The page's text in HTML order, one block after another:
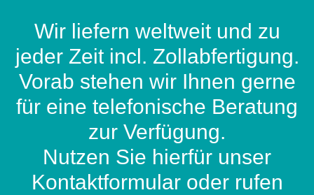
Wir liefern weltweit und zu
jeder Zeit incl. Zollabfertigung.
Vorab stehen wir Ihnen gerne
für eine telefonische Beratung
zur Verfügung.
Nutzen Sie hierfür unser
Kontaktformular oder rufen